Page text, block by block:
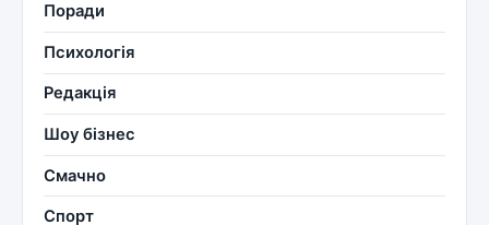
Поради
Психологія
Редакція
Шоу бізнес
Смачно
Спорт